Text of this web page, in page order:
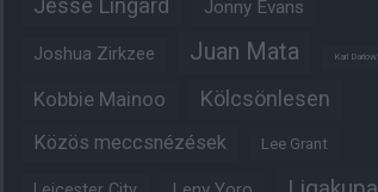
Jesse Lingard Jonny Evans
Joshua Zirkzee Juan Mata Karl Darlow
Kobbie Mainoo Kölcsönlesen
Közös meccsnézések Lee Grant